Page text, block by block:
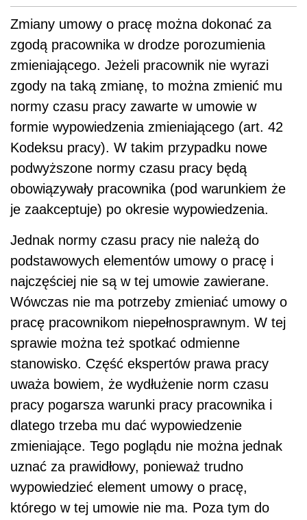
Zmiany umowy o pracę można dokonać za
zgodą pracownika w drodze porozumienia
zmieniającego. Jeżeli pracownik nie wyrazi
zgody na taką zmianę, to można zmienić mu
normy czasu pracy zawarte w umowie w
formie wypowiedzenia zmieniającego (art. 42
Kodeksu pracy). W takim przypadku nowe
podwyższone normy czasu pracy będą
obowiązywały pracownika (pod warunkiem że
je zaakceptuje) po okresie wypowiedzenia.
Jednak normy czasu pracy nie należą do
podstawowych elementów umowy o pracę i
najczęściej nie są w tej umowie zawierane.
Wówczas nie ma potrzeby zmieniać umowy o
pracę pracownikom niepełnosprawnym. W tej
sprawie można też spotkać odmienne
stanowisko. Część ekspertów prawa pracy
uważa bowiem, że wydłużenie norm czasu
pracy pogarsza warunki pracy pracownika i
dlatego trzeba mu dać wypowiedzenie
zmieniające. Tego poglądu nie można jednak
uznać za prawidłowy, ponieważ trudno
wypowiedzieć element umowy o pracę,
którego w tej umowie nie ma. Poza tym do